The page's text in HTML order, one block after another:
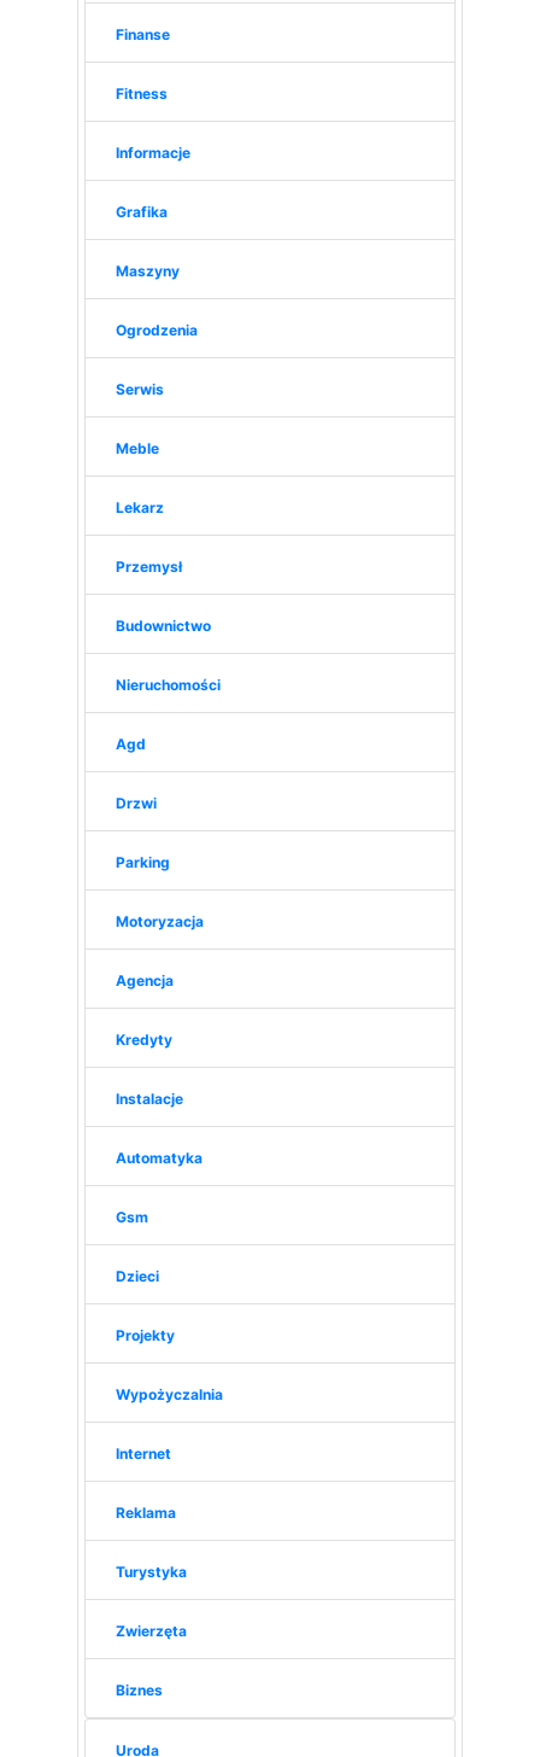
Finanse
Fitness
Informacje
Grafika
Maszyny
Ogrodzenia
Serwis
Meble
Lekarz
Przemysł
Budownictwo
Nieruchomości
Agd
Drzwi
Parking
Motoryzacja
Agencja
Kredyty
Instalacje
Automatyka
Gsm
Dzieci
Projekty
Wypożyczalnia
Internet
Reklama
Turystyka
Zwierzęta
Biznes
Uroda